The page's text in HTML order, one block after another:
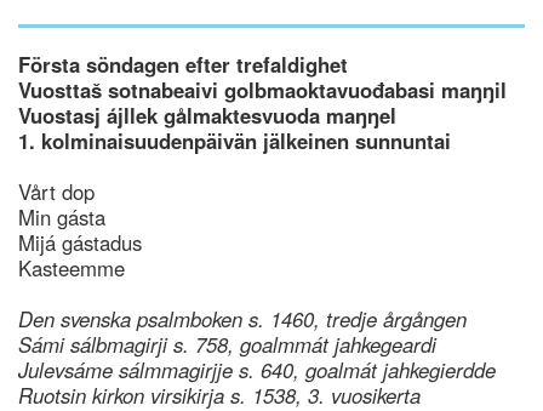
Första söndagen efter trefaldighet
Vuosttaš sotnabeaivi golbmaoktavuođabasi maŋŋil
Vuostasj ájllek gålmaktesvuoda maŋŋel
1. kolminaisuudenpäivän jälkeinen sunnuntai
Vårt dop
Min gásta
Mijá gástadus
Kasteemme
Den svenska psalmboken s. 1460, tredje årgången
Sámi sálbmagirji s. 758, goalmmát jahkegeardi
Julevsáme sálmmagirjje s. 640, goalmát jahkegierdde
Ruotsin kirkon virsikirja s. 1538, 3. vuosikerta